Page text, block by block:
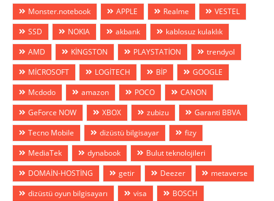
Monster.notebook
APPLE Realme
VESTEL
SSD
NOKIA akbank
kablosuz kulaklık
AMD
KİNGSTON PLAYSTATİON
trendyol
MİCROSOFT
LOGİTECH BİP
GOOGLE
Mcdodo
amazon POCO
CANON
GeForce NOW
XBOX zubizu
Garanti BBVA
Tecno Mobile
dizüstü bilgisayar
fizy
MediaTek
dynabook
Bulut teknolojileri
DOMAİN-HOSTİNG
getir Deezer
metaverse
dizüstü oyun bilgisayarı
visa
BOSCH